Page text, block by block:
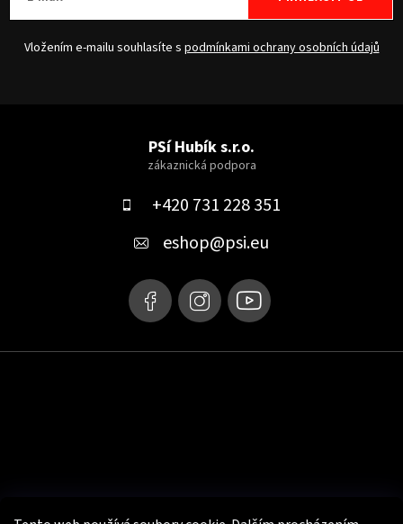
Vložením e-mailu souhlasíte s podmínkami ochrany osobních údajů
PSí Hubík s.r.o.
+420 731 228 351
eshop@psi.eu